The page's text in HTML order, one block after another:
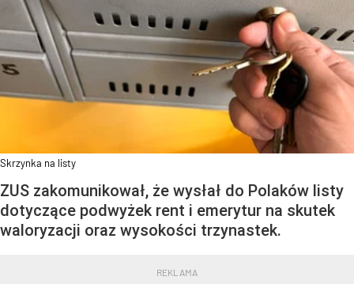
Skrzynka na listy
ZUS zakomunikował, że wysłał do Polaków listy
dotyczące podwyżek rent i emerytur na skutek
waloryzacji oraz wysokości trzynastek.